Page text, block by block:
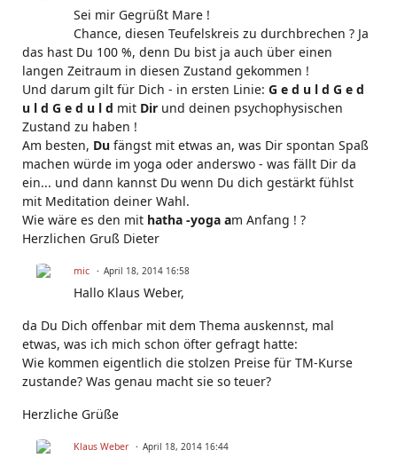
Sei mir Gegrüßt Mare !
Chance, diesen Teufelskreis zu durchbrechen ? Ja
das hast Du 100 %, denn Du bist ja auch über einen
langen Zeitraum in diesen Zustand gekommen !
Und darum gilt für Dich - in ersten Linie: G e d u l d G e d
u l d G e d u l d mit Dir und deinen psychophysischen
Zustand zu haben !
Am besten, Du fängst mit etwas an, was Dir spontan Spaß
machen würde im yoga oder anderswo - was fällt Dir da
ein... und dann kannst Du wenn Du dich gestärkt fühlst
mit Meditation deiner Wahl.
Wie wäre es den mit hatha -yoga am Anfang ! ?
Herzlichen Gruß Dieter
mic April 18, 2014 16:58
Hallo Klaus Weber,
da Du Dich offenbar mit dem Thema auskennst, mal
etwas, was ich mich schon öfter gefragt hatte:
Wie kommen eigentlich die stolzen Preise für TM-Kurse
zustande? Was genau macht sie so teuer?
Herzliche Grüße
Klaus Weber April 18, 2014 16:44